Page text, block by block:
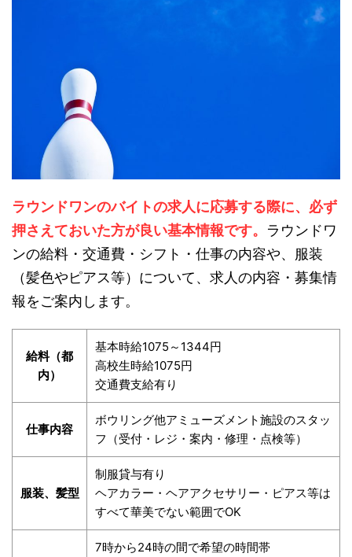
ラウンドワンのバイトの求人に応募する際に、必ず
押さえておいた方が良い基本情報です。 ラウンドワ
ンの給料・交通費・シフト・仕事の内容や、服装
（髪色やピアス等）について、求人の内容・募集情
報をご案内します。
給料（都
内）
基本時給1075～1344円
高校生時給1075円
交通費支給有り
仕事内容
ボウリング他アミューズメント施設のスタッ
フ（受付・レジ・案内・修理・点検等）
服装、髪型
制服貸与有り
ヘアカラー・ヘアアクセサリー・ピアス等は
すべて華美でない範囲でOK
7時から24時の間で希望の時間帯